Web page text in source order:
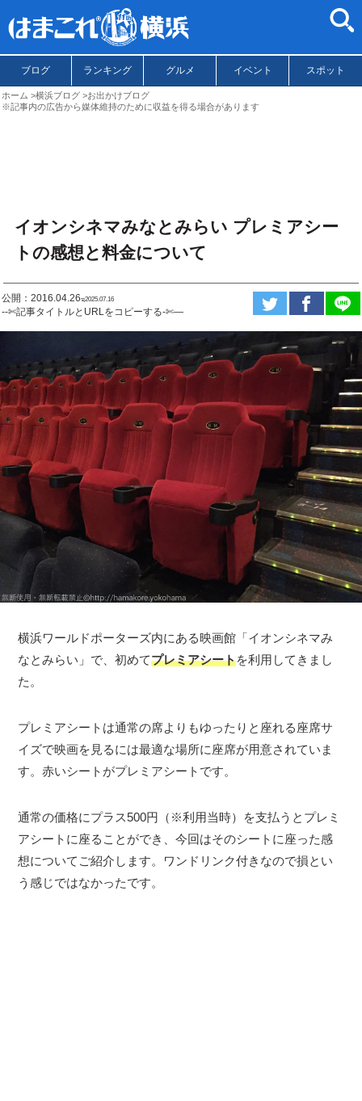
ブログ ランキング グルメ イベント スポット
ホーム 横浜ブログ
お出かけブログ
※記事内の広告から媒体維持のために収益を得る場合があります
イオンシネマみなとみらい プレミアシー
トの感想と料金について
公開：2016.04.26ಇ2025.07.16
--✄記事タイトルとURLをコピーする-✄—
横浜ワールドポーターズ内にある映画館「イオンシネマみ
なとみらい」で、初めてプレミアシートを利用してきまし
た。
プレミアシートは通常の席よりもゆったりと座れる座席サ
イズで映画を見るには最適な場所に座席が用意されていま
す。赤いシートがプレミアシートです。
通常の価格にプラス500円（※利用当時）を支払うとプレミ
アシートに座ることができ、今回はそのシートに座った感
想についてご紹介します。ワンドリンク付きなので損とい
う感じではなかったです。